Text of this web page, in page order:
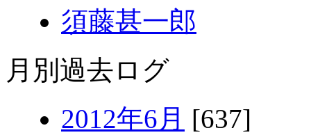
須藤甚一郎
月別過去ログ
2012年6月 [637]